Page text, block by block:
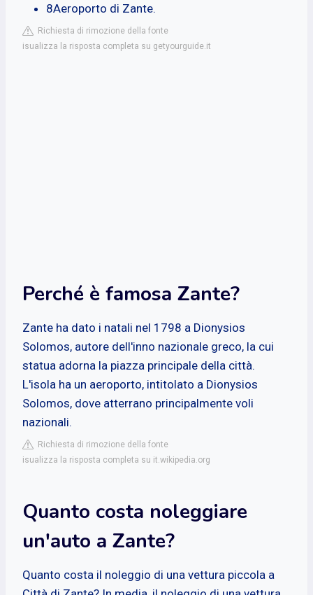
8Aeroporto di Zante.
Richiesta di rimozione della fonte
isualizza la risposta completa su getyourguide.it
Perché è famosa Zante?
Zante ha dato i natali nel 1798 a Dionysios
Solomos, autore dell'inno nazionale greco, la cui
statua adorna la piazza principale della città.
L'isola ha un aeroporto, intitolato a Dionysios
Solomos, dove atterrano principalmente voli
nazionali.
Richiesta di rimozione della fonte
isualizza la risposta completa su it.wikipedia.org
Quanto costa noleggiare
un'auto a Zante?
Quanto costa il noleggio di una vettura piccola a